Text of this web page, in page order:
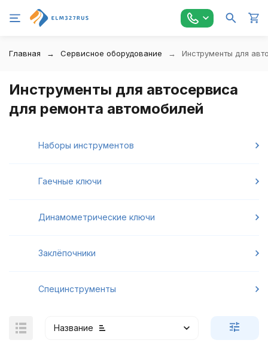
Главная Сервисное оборудование Инструменты для
Инструменты для автосервиса
для ремонта автомобилей
Наборы инструментов
Гаечные ключи
Динамометрические ключи
Заклёпочники
Специнструменты
Название